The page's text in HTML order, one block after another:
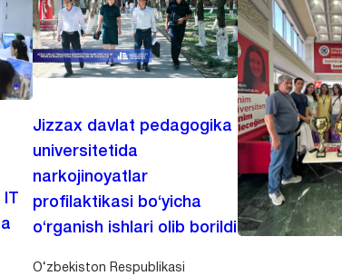
IT
Jizzax davlat pedagogika
universitetida
narkojinoyatlar
profilaktikasi bo‘yicha
o‘rganish ishlari olib borildi
O‘zbekiston Respublikasi